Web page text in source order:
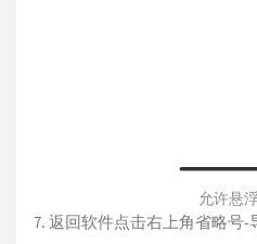
允许悬
返回软件点击右上角省略号-